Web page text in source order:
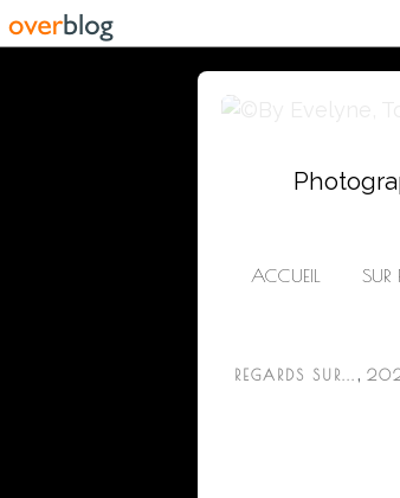
ACCUEIL SUR
REGARDS SUR... ,